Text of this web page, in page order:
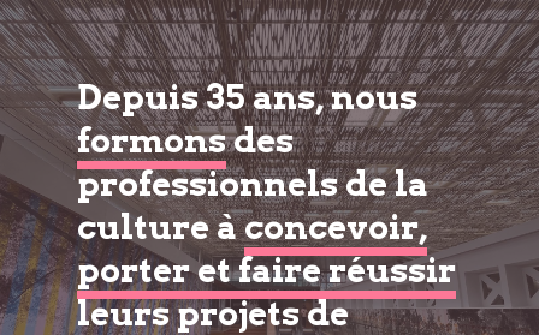
Depuis 35 ans, nous
formonsdes
professionnels de la
culture àconcevoir,
porter et faire réussir
leurs projets de